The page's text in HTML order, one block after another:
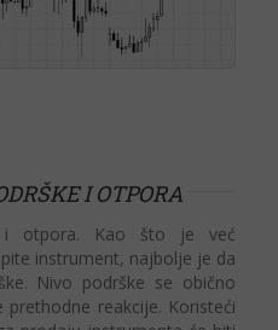
I OTPORA
i otpora. Kao što je već
instrument, najbolje je da
Nivo podrške se obično
prethodne reakcije. Koristeći